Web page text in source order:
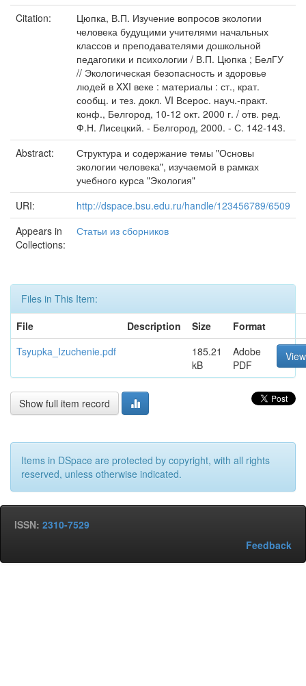
Citation:
Цюпка, В.П. Изучение вопросов экологии
человека будущими учителями начальных
классов и преподавателями дошкольной
педагогики и психологии / В.П. Цюпка ; БелГУ
// Экологическая безопасность и здоровье
людей в XXI веке : материалы : ст., крат.
сообщ. и тез. докл. VI Всерос. науч.-практ.
конф., Белгород, 10-12 окт. 2000 г. / отв. ред.
Ф.Н. Лисецкий. - Белгород, 2000. - С. 142-143.
Abstract:
Структура и содержание темы "Основы
экологии человека", изучаемой в рамках
учебного курса "Экология"
URI:
http://dspace.bsu.edu.ru/handle/123456789/6509
Appears in
Collections:
Статьи из сборников
Files in This Item:
File
Description Size
Format
Tsyupka_Izuchenie.pdf
185.21
kB
Adobe
PDF
Show full item record
Items in DSpace are protected by copyright, with all rights
reserved, unless otherwise indicated.
ISSN: 2310-7529
Feedback